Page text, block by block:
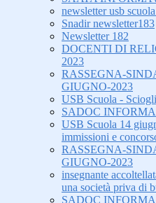
newsletter usb
Snadir newsletter183
Newsletter 182
DOCENTI DI
2023
RASSEGNA-
GIUGNO-2023
USB Scuola -
SADOC
USB Scuola 14
immissioni e
RASSEGNA-
GIUGNO-2023
insegnante
una società priva di
SADOC